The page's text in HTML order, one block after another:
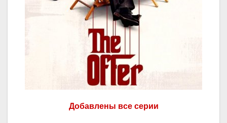
Добавлены все серии